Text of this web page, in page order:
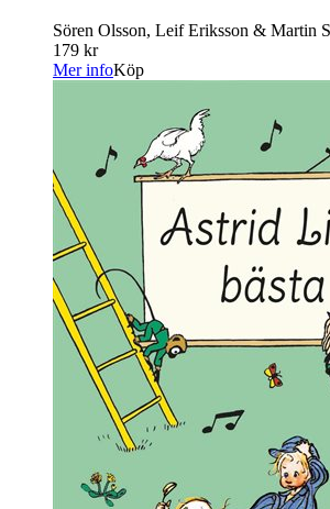
Sören Olsson, Leif Eriksson & Martin
179 kr
Mer infoKöp